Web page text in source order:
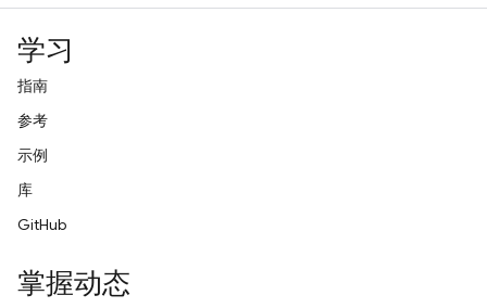
学习
指南
参考
示例
库
GitHub
掌握动态